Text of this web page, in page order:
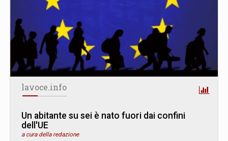
lavoce.info
Un abitante su sei è nato fuori dai confini
dell'UE
a cura della redazione